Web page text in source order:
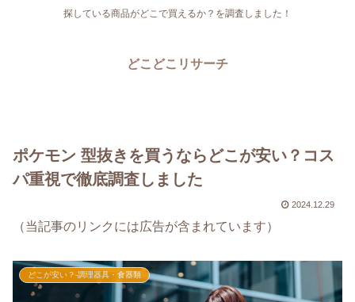
探している商品がどこで買えるか？を調査しました！
どこどこリサーチ
ポケモン 型抜きを買うならどこが安い？コス
パ重視で徹底調査しました
2024.12.29
（当記事のリンクには広告が含まれています）
どこが安い？-調理器具・食器類